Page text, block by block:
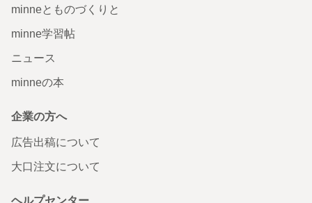
minneとものづくりと
minne学習帖
ニュース
minneの本
企業の方へ
広告出稿について
大口注文について
ヘルプセンター